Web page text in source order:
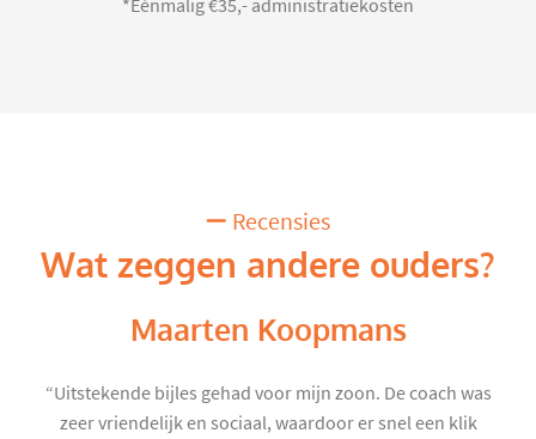
*Eénmalig €35,- administratiekosten
Recensies
Wat zeggen andere ouders?
Maarten Koopmans
“Uitstekende bijles gehad voor mijn zoon. De coach was
zeer vriendelijk en sociaal, waardoor er snel een klik